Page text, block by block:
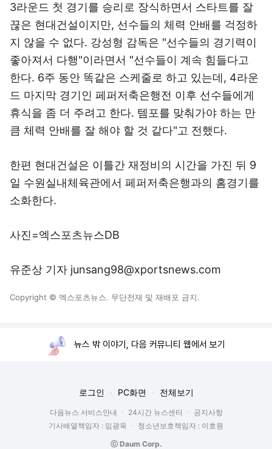
3라운드 첫 경기를 승리로 장식하면서 스타트를 잘
끊은 현대건설이지만, 선수들의 체력 안배를 걱정하
지 않을 수 없다. 강성형 감독은 "선수들의 경기력이
좋아져서 다행"이라면서 "선수들이 계속 힘들다고
한다. 6주 동안 똑같은 스케줄로 하고 있는데, 4라운
드 마지막 경기인 페퍼저축은행전 이후 선수들에게
휴식을 좀 더 주려고 한다. 템포를 맞춰가야 하는 만
큼 체력 안배를 잘 해야 할 것 같다"고 전했다.
한편 현대건설은 이틀간 재정비의 시간을 가진 뒤 9
일 수원실내체육관에서 페퍼저축은행과의 홈경기를
소화한다.
사진=엑스포츠뉴스DB
유준상 기자 junsang98@xportsnews.com
Copyright © 엑스포츠뉴스. 무단전재 및 재배포 금지.
뉴스 밖 이야기, 다음 커뮤니티 웹에서 보기
로그인 PC화면 전체보기
다음뉴스 서비스안내 24시간 뉴스센터
공지사항
기사배열책임자 : 임광욱
청소년보호책임자 : 이호원
ⓒ Daum Corp.